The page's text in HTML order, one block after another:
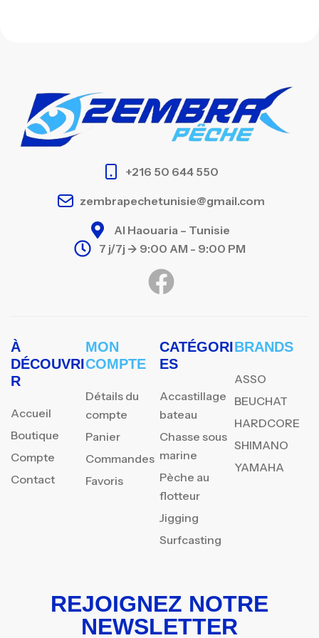
+216 50 644 550
zembrapechetunisie@gmail.com
Al Haouaria – Tunisie
7 j/7j -> 9:00 AM - 9:00 PM
À
DÉCOUVRI
R
Accueil
Boutique
Compte
Contact
MON
COMPTE
Détails du
compte
Panier
Commandes
Favoris
CATÉGORI
ES
Accastillage
bateau
Chasse sous
marine
Pèche au
flotteur
Jigging
Surfcasting
BRANDS
ASSO
BEUCHAT
HARDCORE
SHIMANO
YAMAHA
REJOIGNEZ NOTRE
NEWSLETTER